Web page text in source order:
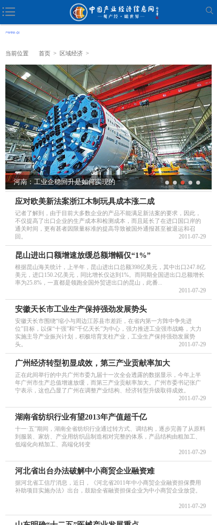
当前位置 首页 > 区域经济 >
河南：工业企稳回升是如何实现的
应对欧美新法案浙江木制玩具成本涨二成
记者了解到，由于目前大多数企业的产品不能满足新法案的要求，因此，
不仅提高了出口企业的生产成本和检测成本，而且延长了在进口国口岸的
通关时间，更有甚者因限量标准的提高导致被国外通报甚至被退运和召
回。
2011-07-29
昆山进出口额增速放缓总额增幅仅“1%”
根据昆山海关统计，上半年，昆山进出口总额398亿美元，其中出口247.8亿
美元，进口150.2亿美元，同比增长仅达到1%。而同期全国进出口总额增长
率为25.8%，一直都是领跑全国外贸进出口的昆山，此番...
2011-07-29
安徽天长市工业生产保持强劲发展势头
安徽天长市围绕“缩小与周边江苏县市差距，在省内第一方阵中争先进
位”目标，以保“十强”和“千亿天长”为中心，强力推进工业强市战略，大力
实施主导产业振兴计划，积极培育支柱产业，工业生产保持强劲发展势
头。
2011-07-29
广州经济转型初显成效，第三产业贡献率加大
正在此间举行的中共广州市委九届十一次全会透露的数据显示，今年上半
年广州市生产总值增速放缓，而第三产业贡献率加大。广州市委书记张广
宁表示，这也凸显了广州在调整产业结构、经济转型升级取得成效。
2011-07-29
湖南省纺织行业有望2013年产值超千亿
十一·五”期间，湖南全省纺织行业通过转方式、调结构，逐步完善了从原料
到服装、家纺、产业用纺织品制造相对完整的体系，产品结构由粗加工、
低端化向精加工、高端化转变
2011-07-29
河北省出台办法破解中小商贸企业融资难
据河北省工信厅消息，近日，《河北省2011年中小商贸企业融资担保费用
补助项目实施办法》出台，鼓励全省融资担保企业为中小商贸企业放贷。
2011-07-29